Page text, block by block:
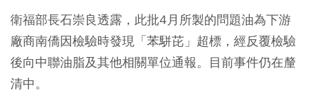
衛福部長石崇良透露，此批4月所製的問題油為下游
廠商南僑因檢驗時發現「苯駢芘」超標，經反覆檢驗
後向中聯油脂及其他相關單位通報。目前事件仍在釐
清中。